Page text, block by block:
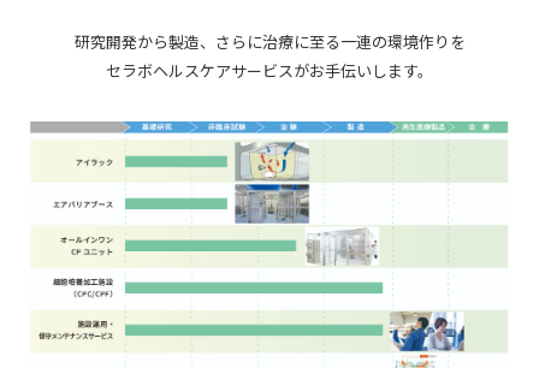
研究開発から製造、さらに治療に至る一連の環境作りを
セラボヘルスケアサービスがお手伝いします。